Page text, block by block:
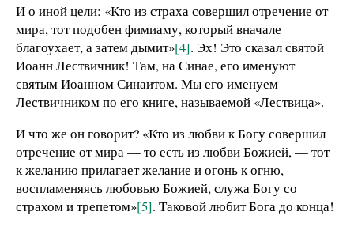
И о иной цели: «Кто из страха совершил отречение от
мира, тот подобен фимиаму, который вначале
благоухает, а затем дымит»[4]. Эх! Это сказал святой
Иоанн Лествичник! Там, на Синае, его именуют
святым Иоанном Синаитом. Мы его именуем
Лествичником по его книге, называемой «Лествица».
И что же он говорит? «Кто из любви к Богу совершил
отречение от мира — то есть из любви Божией, — тот
к желанию прилагает желание и огонь к огню,
воспламеняясь любовью Божией, служа Богу со
страхом и трепетом»[5]. Таковой любит Бога до конца!